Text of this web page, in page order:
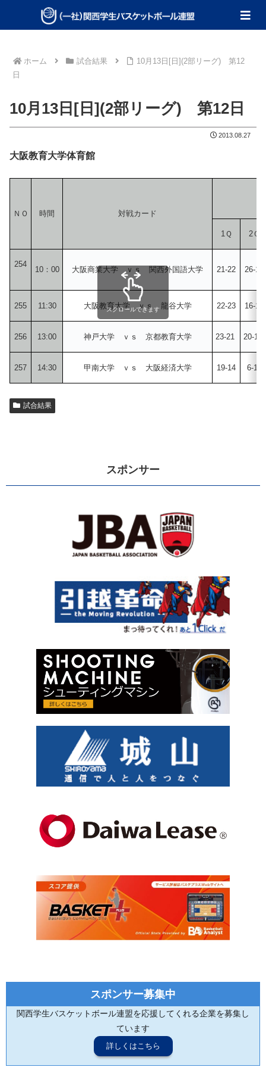
ホーム 試合結果
10月13日[日](2部リーグ) 第12
日
10月13日[日](2部リーグ) 第12日
2013.08.27
大阪教育大学体育館
ＮＯ 時間 対戦カード
1Ｑ 2Ｑ
254
10：00 大阪商業大学 ｖｓ 関西外国語大学 21-22 26-18
255 11:30 大阪教育大学 ｖｓ 龍谷大学 22-23 16-18
256 13:00 神戸大学 ｖｓ 京都教育大学 23-21 20-17
257 14:30 甲南大学 ｖｓ 大阪経済大学 19-14 6-13
スクロールできます
試合結果
スポンサー
スポンサー募集中
関西学生バスケットボール連盟を応援してくれる企業を募集し
ています
詳しくはこちら